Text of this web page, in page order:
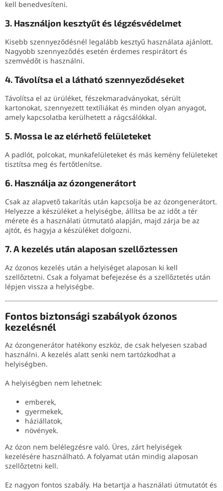
kell benedvesíteni.
3. Használjon kesztyűt és légzésvédelmet
Kisebb szennyeződésnél legalább kesztyű használata ajánlott.
Nagyobb szennyeződés esetén érdemes respirátort és
szemvédőt is használni.
4. Távolítsa el a látható szennyeződéseket
Távolítsa el az ürüléket, fészekmaradványokat, sérült
kartonokat, szennyezett textíliákat és minden olyan anyagot,
amely kapcsolatba kerülhetett a rágcsálókkal.
5. Mossa le az elérhető felületeket
A padlót, polcokat, munkafelületeket és más kemény felületeket
tisztítsa meg és fertőtlenítse.
6. Használja az ózongenerátort
Csak az alapvető takarítás után kapcsolja be az ózongenerátort.
Helyezze a készüléket a helyiségbe, állítsa be az időt a tér
mérete és a használati útmutató alapján, majd zárja be az
ajtót, és hagyja a készüléket dolgozni.
7. A kezelés után alaposan szellőztessen
Az ózonos kezelés után a helyiséget alaposan ki kell
szellőztetni. Csak a folyamat befejezése és a szellőztetés után
lépjen vissza a helyiségbe.
Fontos biztonsági szabályok ózonos
kezelésnél
Az ózongenerátor hatékony eszköz, de csak helyesen szabad
használni. A kezelés alatt senki nem tartózkodhat a
helyiségben.
A helyiségben nem lehetnek:
emberek,
gyermekek,
háziállatok,
növények.
Az ózon nem belélegzésre való. Üres, zárt helyiségek
kezelésére használható. A folyamat után mindig alaposan
szellőztetni kell.
Ez nagyon fontos szabály. Ha betartja a használati útmutatót és